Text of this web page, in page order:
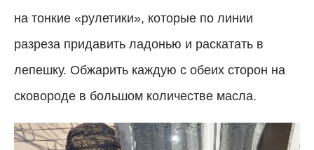
на тонкие «рулетики», которые по линии
разреза придавить ладонью и раскатать в
лепешку. Обжарить каждую с обеих сторон на
сковороде в большом количестве масла.